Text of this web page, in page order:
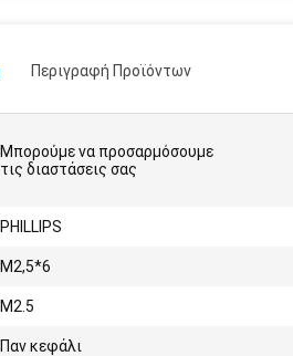
Περιγραφή Προϊόντων
Μπορούμε να προσαρμόσουμε
τις διαστάσεις σας
PHILLIPS
M2,5*6
M2.5
Παν κεφάλι